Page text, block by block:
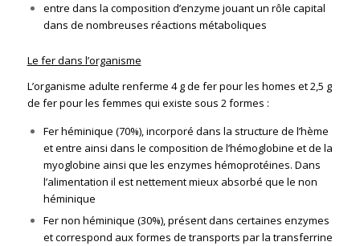
entre dans la composition d’enzyme jouant un rôle capital
dans de nombreuses réactions métaboliques
Le fer dans l’organisme
L’organisme adulte renferme 4 g de fer pour les homes et 2,5 g
de fer pour les femmes qui existe sous 2 formes :
Fer héminique (70%), incorporé dans la structure de l’hème
et entre ainsi dans le composition de l’hémoglobine et de la
myoglobine ainsi que les enzymes hémoprotéines. Dans
l’alimentation il est nettement mieux absorbé que le non
héminique
Fer non héminique (30%), présent dans certaines enzymes
et correspond aux formes de transports par la transferrine